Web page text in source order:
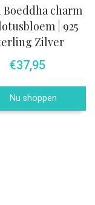
Boeddha charm
| 925
Zilver
€37,95
Nu shoppen